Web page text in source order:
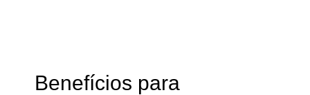
Benefícios para